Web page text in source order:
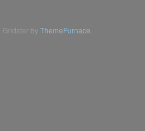
Gridster by ThemeFurnace